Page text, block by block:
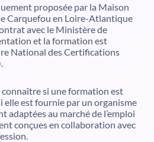
proposée par la Maison
Carquefou en Loire-Atlantique
avec le Ministère de
et la formation est
National des Certifications
si une formation est
elle est fournie par un organisme
adaptées au marché de l’emploi
conçues en collaboration avec